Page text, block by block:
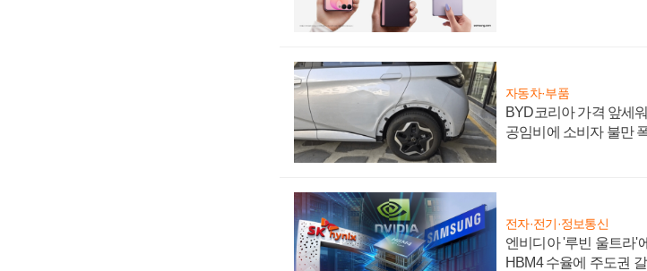
자동차·부품
BYD코리아 가격 앞세
공임비에 소비자 불만
전자·전기·정보통신
엔비디아 '루빈 울트라'
HBM4 수율에 주도권